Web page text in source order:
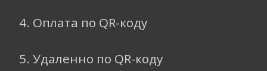
4. Оплата по QR-коду
5. Удаленно по QR-коду